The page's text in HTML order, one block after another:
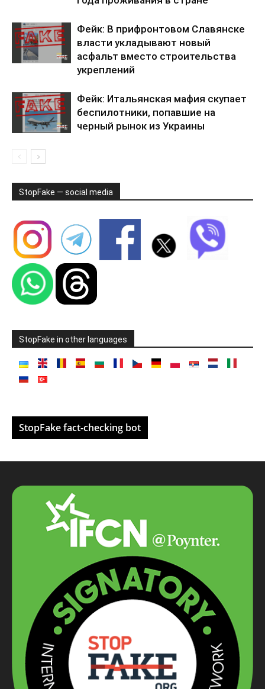
Фейк: В прифронтовом Славянске
власти укладывают новый
асфальт вместо строительства
укреплений
Фейк: Итальянская мафия скупает
беспилотники, попавшие на
черный рынок из Украины
StopFake — social media
StopFake in other languages
StopFake fact-checking bot